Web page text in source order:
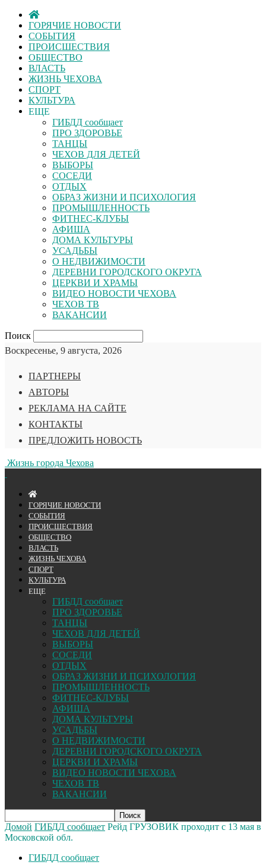
ГОРЯЧИЕ НОВОСТИ
СОБЫТИЯ
ПРОИСШЕСТВИЯ
ОБЩЕСТВО
ВЛАСТЬ
ЖИЗНЬ ЧЕХОВА
СПОРТ
КУЛЬТУРА
ЕЩЕ
ГИБДД сообщает
ПРО ЗДОРОВЬЕ
ТАНЦЫ
ЧЕХОВ ДЛЯ ДЕТЕЙ
ВЫБОРЫ
СОСЕДИ
ОТДЫХ
ОБРАЗ ЖИЗНИ И ПСИХОЛОГИЯ
ПРОМЫШЛЕННОСТЬ
ФИТНЕС-КЛУБЫ
АФИША
ДОМА КУЛЬТУРЫ
УСАДЬБЫ
О НЕДВИЖИМОСТИ
ДЕРЕВНИ ГОРОДСКОГО ОКРУГА
ЦЕРКВИ И ХРАМЫ
ВИДЕО НОВОСТИ ЧЕХОВА
ЧЕХОВ ТВ
ВАКАНСИИ
Поиск
Воскресенье, 9 августа, 2026
ПАРТНЕРЫ
АВТОРЫ
РЕКЛАМА НА САЙТЕ
КОНТАКТЫ
ПРЕДЛОЖИТЬ НОВОСТЬ
Жизнь города Чехова
ГОРЯЧИЕ НОВОСТИ
СОБЫТИЯ
ПРОИСШЕСТВИЯ
ОБЩЕСТВО
ВЛАСТЬ
ЖИЗНЬ ЧЕХОВА
СПОРТ
КУЛЬТУРА
ЕЩЕ
ГИБДД сообщает
ПРО ЗДОРОВЬЕ
ТАНЦЫ
ЧЕХОВ ДЛЯ ДЕТЕЙ
ВЫБОРЫ
СОСЕДИ
ОТДЫХ
ОБРАЗ ЖИЗНИ И ПСИХОЛОГИЯ
ПРОМЫШЛЕННОСТЬ
ФИТНЕС-КЛУБЫ
АФИША
ДОМА КУЛЬТУРЫ
УСАДЬБЫ
О НЕДВИЖИМОСТИ
ДЕРЕВНИ ГОРОДСКОГО ОКРУГА
ЦЕРКВИ И ХРАМЫ
ВИДЕО НОВОСТИ ЧЕХОВА
ЧЕХОВ ТВ
ВАКАНСИИ
Домой ГИБДД сообщает Рейд ГРУЗОВИК проходит с 13 мая в
Московской обл.
ГИБДД сообщает